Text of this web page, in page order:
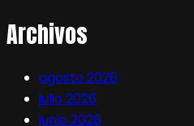
Archivos
agosto 2026
julio 2026
junio 2026